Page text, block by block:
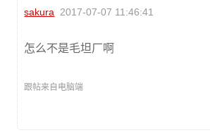
sakura 2017-07-07 11:46:41
怎么不是毛坦厂啊
跟帖来自电脑端